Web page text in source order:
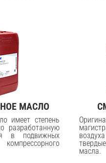
МАСЛО
имеет степень
разработанную
в подвижных
масла.